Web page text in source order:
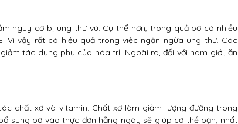
nguy cơ bị ung thư vú. Cụ thể hơn, trong quả bơ có nhiều
Vì vậy rất có hiệu quả trong việc ngăn ngừa ung thư. Các
tác dụng phụ của hóa trị. Ngoài ra, đối với nam giới, ăn
chất xơ và vitamin. Chất xơ làm giảm lượng đường trong
sung bơ vào thực đơn hằng ngày sẽ giúp cơ thể bạn, nhất